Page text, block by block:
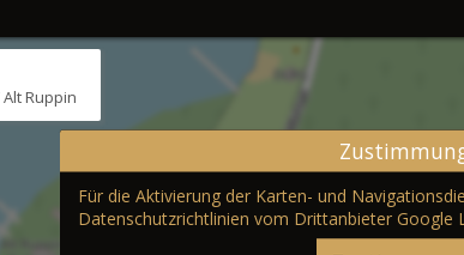
Ruppin
Für die Aktivierung der Karten- und
Datenschutzrichtlinien vom Drittanbieter Google